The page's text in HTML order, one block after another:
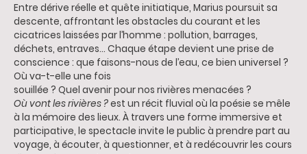
Entre dérive réelle et quête initiatique, Marius poursuit sa
descente, affrontant les obstacles du courant et les
cicatrices laissées par l’homme : pollution, barrages,
déchets, entraves… Chaque étape devient une prise de
conscience : que faisons-nous de l’eau, ce bien universel ?
Où va-t-elle une fois
souillée ? Quel avenir pour nos rivières menacées ?
Où vont les rivières ?est un récit fluvial où la poésie se mêle
à la mémoire des lieux. À travers une forme immersive et
participative, le spectacle invite le public à prendre part au
voyage, à écouter, à questionner, et à redécouvrir les cours